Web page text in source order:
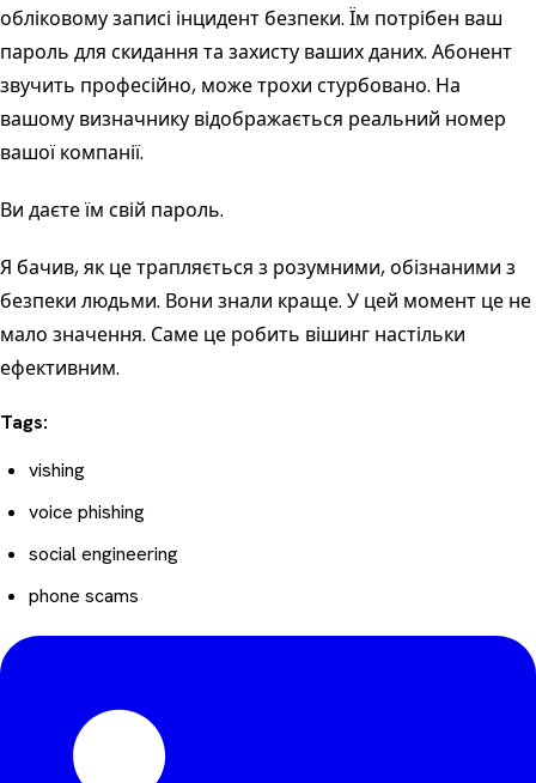
обліковому записі інцидент безпеки. Їм потрібен ваш
пароль для скидання та захисту ваших даних. Абонент
звучить професійно, може трохи стурбовано. На
вашому визначнику відображається реальний номер
вашої компанії.
Ви даєте їм свій пароль.
Я бачив, як це трапляється з розумними, обізнаними з
безпеки людьми. Вони знали краще. У цей момент це не
мало значення. Саме це робить вішинг настільки
ефективним.
Tags:
vishing
voice phishing
social engineering
phone scams